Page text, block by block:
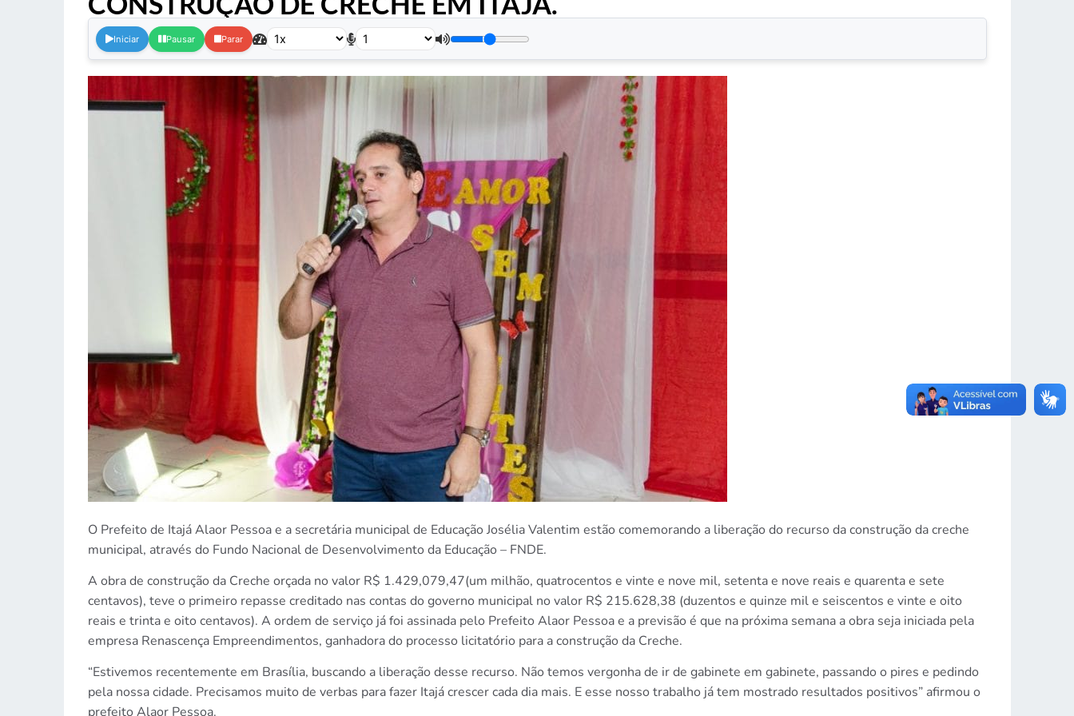
Iniciar Pausar Parar
O Prefeito de Itajá Alaor Pessoa e a secretária municipal de Educação Josélia Valentim estão comemorando a liberação do recurso da construção da creche
municipal, através do Fundo Nacional de Desenvolvimento da Educação – FNDE.
A obra de construção da Creche orçada no valor R$ 1.429,079,47(um milhão, quatrocentos e vinte e nove mil, setenta e nove reais e quarenta e sete
centavos), teve o primeiro repasse creditado nas contas do governo municipal no valor R$ 215.628,38 (duzentos e quinze mil e seiscentos e vinte e oito
reais e trinta e oito centavos). A ordem de serviço já foi assinada pelo Prefeito Alaor Pessoa e a previsão é que na próxima semana a obra seja iniciada pela
empresa Renascença Empreendimentos, ganhadora do processo licitatório para a construção da Creche.
“Estivemos recentemente em Brasília, buscando a liberação desse recurso. Não temos vergonha de ir de gabinete em gabinete, passando o pires e pedindo
pela nossa cidade. Precisamos muito de verbas para fazer Itajá crescer cada dia mais. E esse nosso trabalho já tem mostrado resultados positivos” afirmou o
prefeito Alaor Pessoa.